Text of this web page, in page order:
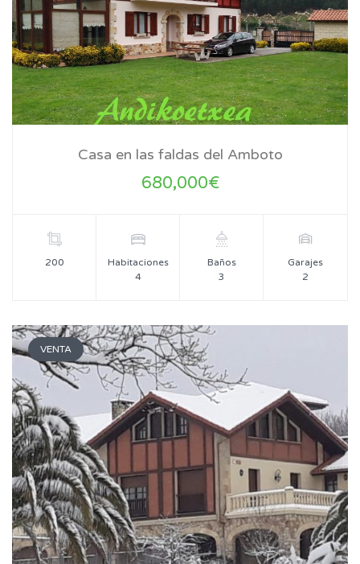
Casa en las faldas del Amboto
680,000€
200
Habitaciones
4
Baños
3
Garajes
2
VENTA